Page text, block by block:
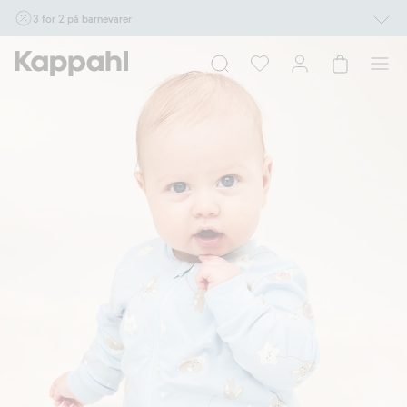
3 for 2 på barnevarer
17/8 i butikk & online for deg som er eller blir medlem. Kan ikke kombineres med
andre tilbud eller rabatter.